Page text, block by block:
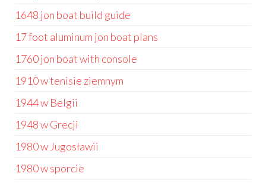
1648 jon boat build guide
17 foot aluminum jon boat plans
1760 jon boat with console
1910 w tenisie ziemnym
1944 w Belgii
1948 w Grecji
1980 w Jugosławii
1980 w sporcie